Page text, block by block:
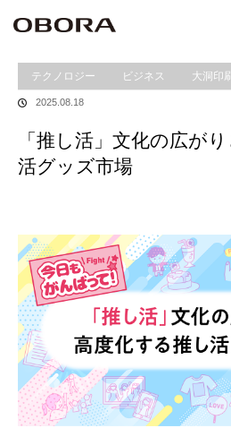
Winformation
テクノロジー ビジネス 大洞印
2025.08.18
「推し活」文化の広が
活グッズ市場